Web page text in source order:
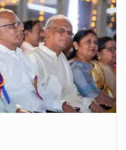
අගෝස්තු මස දෙවන ඉරිදා ලිට් රූම් සූම් සංවාදය පැවැත්වෙන්නේ "කතා කරන මහ වැව" නම් නකතාවක්…
ලාල් කාන්ත ඇමතිවරයා අධිකරණ විනිශ්චයකාරවරුන්ගේ විශ්‍රාම යෑමේ වයස සම්බන්ධයෙන් නිහඬව සිටින ලෙස තමාට දැනුම් දුන්…
හිටපු පොලිස්පති පූජිත් ජයසුන්දරට සහ හිටපු ආරක්ෂක අමාත්‍යංශ ලේකම් හේමසිරි ප්‍රනාන්දු විශේෂ ත්‍රිපුද්ගල මහාධිකරණය විසින්…